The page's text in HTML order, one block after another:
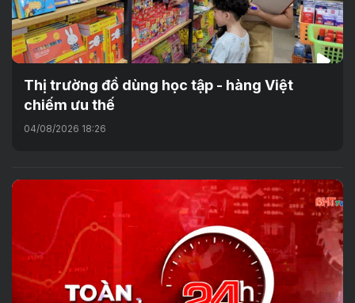
Thị trường đồ dùng học tập - hàng Việt
chiếm ưu thế
04/08/2026 18:26